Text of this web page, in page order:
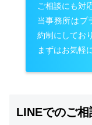
ご相談にも対
当事務所はプ
約制にしてお
まずはお気軽
LINEでのご相